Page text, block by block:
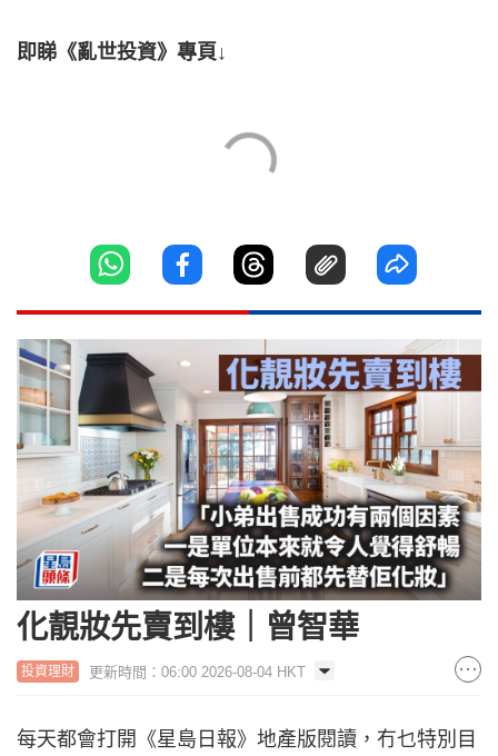
即睇《亂世投資》專頁↓
化靚妝先賣到樓｜曾智華
投資理財 更新時間：06:00 2026-08-04 HKT
每天都會打開《星島日報》地產版閱讀，冇乜特別目